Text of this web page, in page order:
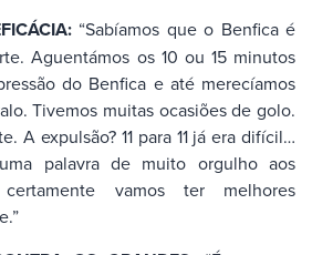
“Sabíamos que o Benfica é
Aguentámos os 10 ou 15 minutos
do Benfica e até merecíamos
Tivemos muitas ocasiões de golo.
A expulsão? 11 para 11 já era difícil…
palavra de muito orgulho aos
vamos ter melhores